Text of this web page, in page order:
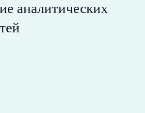
аналитических